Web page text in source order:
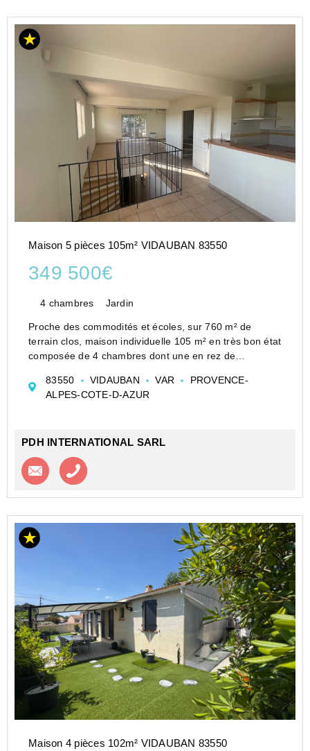
Maison 5 pièces 105m² VIDAUBAN 83550
349 500€
4 chambres Jardin
Proche des commodités et écoles, sur 760 m² de
terrain clos, maison individuelle 105 m² en très bon état
composée de 4 chambres dont une en rez de
et cuisine équipée, 1 salle de bain, 1 salle d'eau, celli...
83550 VIDAUBAN VAR
PROVENCE-
ALPES-COTE-D-AZUR
PDH INTERNATIONAL SARL
Contacter l'agence
Maison 4 pièces 102m² VIDAUBAN 83550